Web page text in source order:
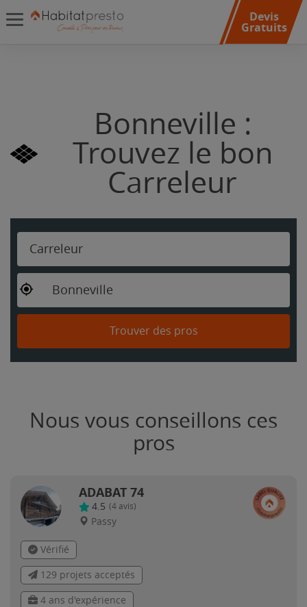
Devis
Gratuits
Bonneville :
Trouvez le bon
Carreleur
Carreleur
Bonneville
Trouver des pros
Nous vous conseillons ces
pros
ADABAT 74
4.5 (4 avis)
Passy
Vérifié
129 projets acceptés
4 ans d'expérience